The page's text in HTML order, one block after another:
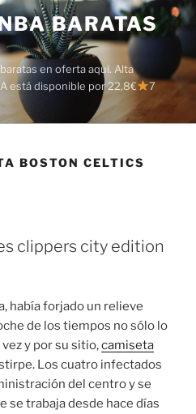
BARATAS
en oferta aquí. Alta
está disponible por 22,8€
7
BOSTON CELTICS
clippers city edition
había forjado un relieve
de los tiempos no sólo lo
y por su sitio,camiseta
Los cuatro infectados
del centro y se
se trabaja desde hace días